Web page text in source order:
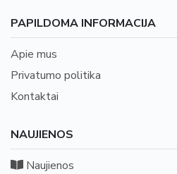
PAPILDOMA INFORMACIJA
Apie mus
Privatumo politika
Kontaktai
NAUJIENOS
Naujienos